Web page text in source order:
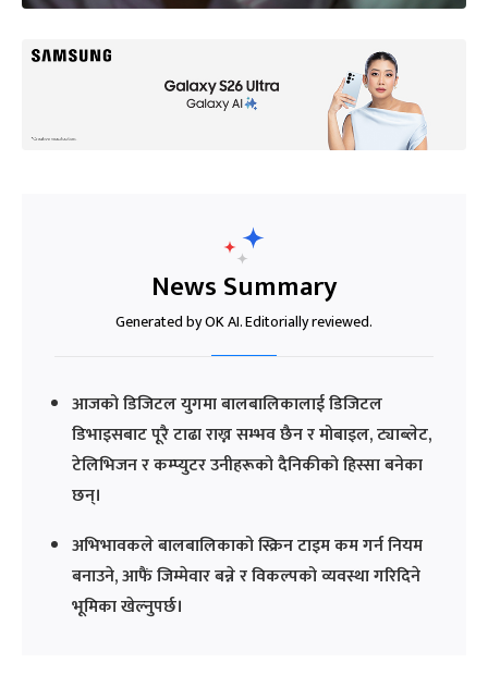
News Summary
Generated by OK AI. Editorially reviewed.
आजको डिजिटल युगमा बालबालिकालाई डिजिटल
डिभाइसबाट पूरै टाढा राख्न सम्भव छैन र मोबाइल, ट्याब्लेट,
टेलिभिजन र कम्प्युटर उनीहरूको दैनिकीको हिस्सा बनेका
छन्।
अभिभावकले बालबालिकाको स्क्रिन टाइम कम गर्न नियम
बनाउने, आफैं जिम्मेवार बन्ने र विकल्पको व्यवस्था गरिदिने
भूमिका खेल्नुपर्छ।